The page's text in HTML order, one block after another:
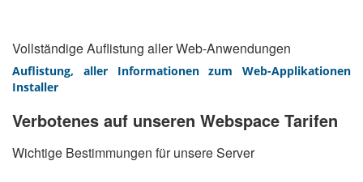
Vollständige Auflistung aller Web-Anwendungen
Auflistung, aller Informationen zum Web-Applikationen
Installer
Verbotenes auf unseren Webspace Tarifen
Wichtige Bestimmungen für unsere Server